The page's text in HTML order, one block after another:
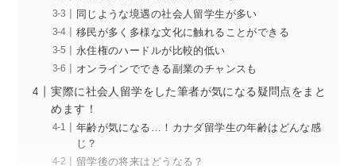
同じような境遇の社会人留学生が多い
移民が多く多様な文化に触れることができる
永住権のハードルが比較的低い
オンラインでできる副業のチャンスも
実際に社会人留学をした筆者が気になる疑問点をまと
めます！
年齢が気になる…！カナダ留学生の年齢はどんな感
じ？
留学後の将来はどうなる？